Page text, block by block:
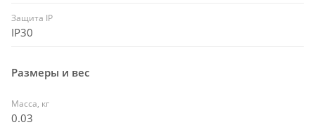
Защита IP
IP30
Размеры и вес
Масса, кг
0.03